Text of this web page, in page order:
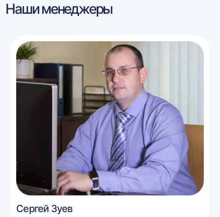
Наши менеджеры
Сергей Зуев